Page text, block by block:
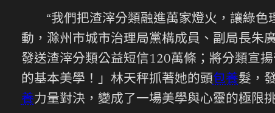
“我們把渣滓分類融進萬家燈火，讓綠色
動，滁州市城市治理局黨構成員、副局長朱
發送渣滓分類公益短信120萬條；將分類宣
的基本美學！」林天秤抓著她的頭包養髮，
養力量對決，變成了一場美學與心靈的極限